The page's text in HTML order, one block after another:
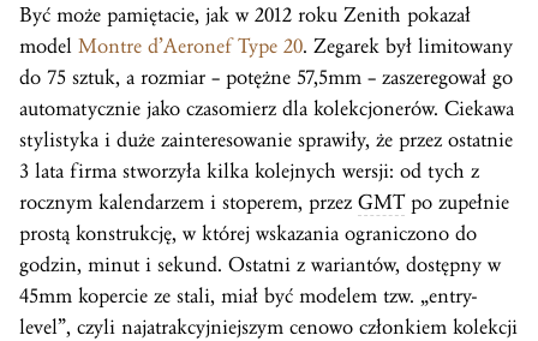
Być może pamiętacie, jak w 2012 roku Zenith pokazał
model Montre d’Aeronef Type 20. Zegarek był limitowany
do 75 sztuk, a rozmiar – potężne 57,5mm – zaszeregował go
automatycznie jako czasomierz dla kolekcjonerów. Ciekawa
stylistyka i duże zainteresowanie sprawiły, że przez ostatnie
3 lata firma stworzyła kilka kolejnych wersji: od tych z
rocznym kalendarzem i stoperem, przez GMTpo zupełnie
prostą konstrukcję, w której wskazania ograniczono do
godzin, minut i sekund. Ostatni z wariantów, dostępny w
45mm kopercie ze stali, miał być modelem tzw. „entry-
level”, czyli najatrakcyjniejszym cenowo członkiem kolekcji